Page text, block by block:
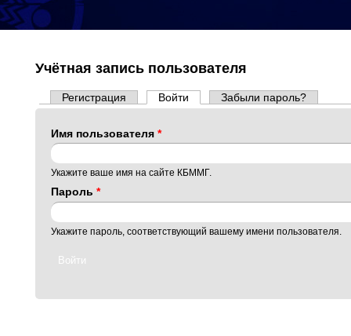
Учётная запись пользователя
Главные вкладки
Регистрация Войти (активная вкладка)
Забыли пароль?
Имя пользователя *
Укажите ваше имя на сайте КБММГ.
Пароль *
Укажите пароль, соответствующий вашему имени пользователя.